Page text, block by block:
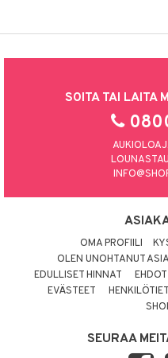
SOITA TAI LAITA
OMA PROFIILI
OLEN UNOHTANUT
EDULLISET HINNAT
EVÄSTEET
SEURAA